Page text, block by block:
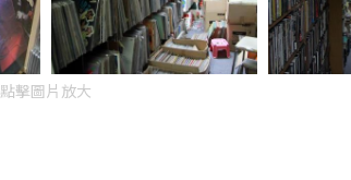
點擊圖片放大